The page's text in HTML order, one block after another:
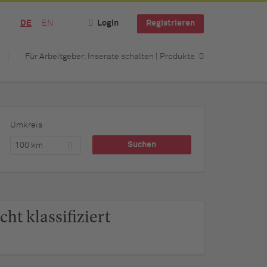
DE EN Login Registrieren
Für Arbeitgeber: Inserate schalten | Produkte
Umkreis
100 km
klassifiziert